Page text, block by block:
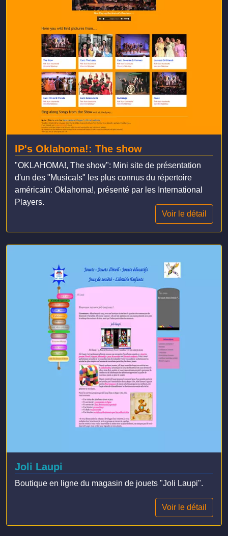
IP's Oklahoma!: The show
"OKLAHOMA!, The show": Mini site de présentation
d'un des "Musicals" les plus connus du répertoire
américain: Oklahoma!, présenté par les International
Players.
Voir le détail
Joli Laupi
Boutique en ligne du magasin de jouets "Joli Laupi".
Voir le détail